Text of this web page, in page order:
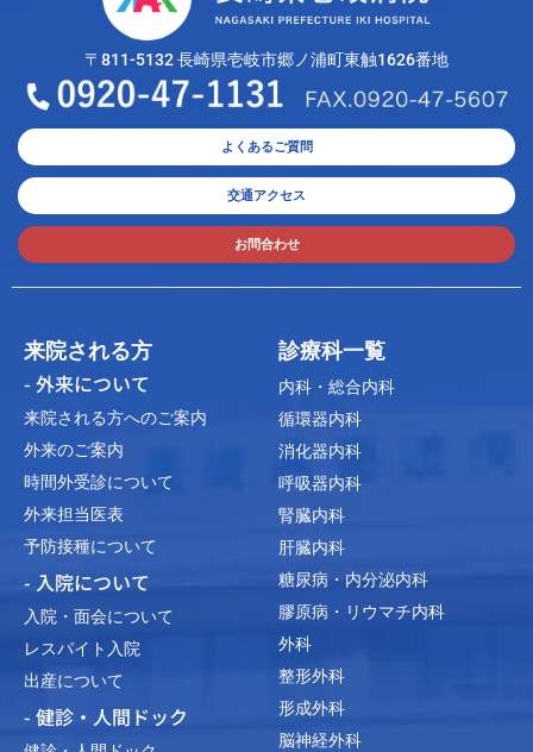
〒811-5132 長崎県壱岐市郷ノ浦町東触1626番地
よくあるご質問
交通アクセス
お問合わせ
来院される方
- 外来について
来院される方へのご案内
外来のご案内
時間外受診について
外来担当医表
予防接種について
- 入院について
入院・面会について
レスパイト入院
出産について
- 健診・人間ドック
診療科一覧
内科・総合内科
循環器内科
消化器内科
呼吸器内科
腎臓内科
肝臓内科
糖尿病・内分泌内科
膠原病・リウマチ内科
外科
整形外科
形成外科
脳神経外科